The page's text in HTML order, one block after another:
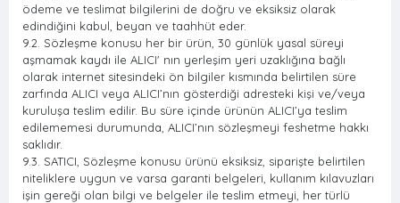
ödeme ve teslimat bilgilerini de doğru ve eksiksiz olarak
edindiğini kabul, beyan ve taahhüt eder.
9.2. Sözleşme konusu her bir ürün, 30 günlük yasal süreyi
aşmamak kaydı ile ALICI' nın yerleşim yeri uzaklığına bağlı
olarak internet sitesindeki ön bilgiler kısmında belirtilen süre
zarfında ALICI veya ALICI’nın gösterdiği adresteki kişi ve/veya
kuruluşa teslim edilir. Bu süre içinde ürünün ALICI’ya teslim
edilememesi durumunda, ALICI’nın sözleşmeyi feshetme hakkı
saklıdır.
9.3. SATICI, Sözleşme konusu ürünü eksiksiz, siparişte belirtilen
niteliklere uygun ve varsa garanti belgeleri, kullanım kılavuzları
işin gereği olan bilgi ve belgeler ile teslim etmeyi, her türlü